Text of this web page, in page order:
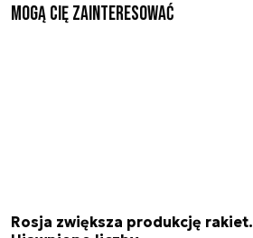
Mogą Cię zainteresować
Rosja zwiększa produkcję rakiet.